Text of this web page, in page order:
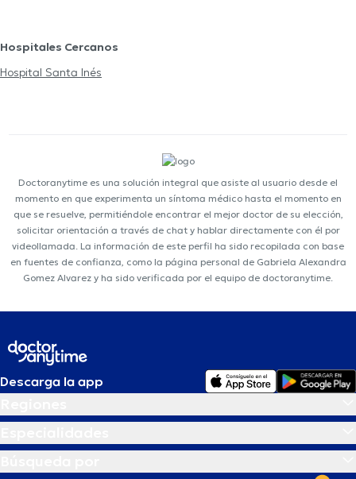
Hospitales Cercanos
Hospital Santa Inés
Doctoranytime es una solución integral que asiste al usuario desde el
momento en que experimenta un síntoma médico hasta el momento en
que se resuelve, permitiéndole encontrar el mejor doctor de su elección,
solicitar orientación a través de chat y hablar directamente con él por
videollamada. La información de este perfil ha sido recopilada con base
en fuentes de confianza, como la página personal de Gabriela Alexandra
Gomez Alvarez y ha sido verificada por el equipo de doctoranytime.
Descarga la app